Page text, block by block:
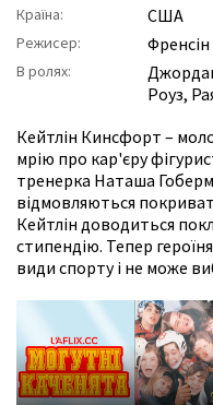
Країна: США
Режисер:
В ролях:
Роуз,
Кейтлін Кинсфорт –
мрію про кар'єру
тренерка Наташа
відмовляються
Кейтлін доводиться
стипендію. Тепер
види спорту і не може